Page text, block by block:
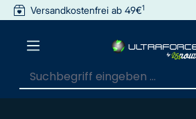
springen
Versandkostenfrei ab 49€1